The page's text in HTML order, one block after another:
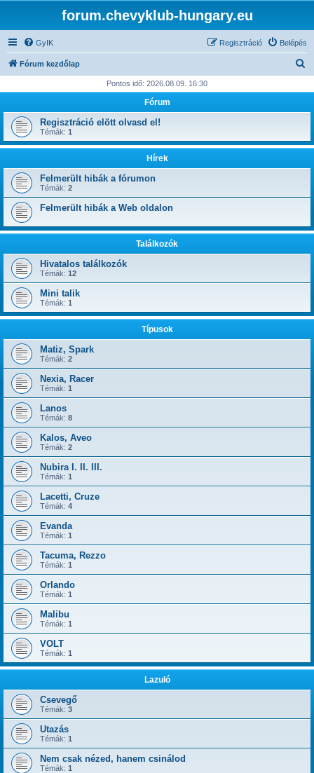
forum.chevyklub-hungary.eu
GyIK Belépés
Regisztráció
Fórum kezdőlap
e
é
Pontos idő: 2026.08.09. 16:30
Fórum
Regisztráció elött olvasd el!
Témák: 1
Hírek
Felmerült hibák a fórumon
Témák: 2
Felmerült hibák a Web oldalon
Találkozók
Hivatalos találkozók
Témák: 12
Mini talik
Témák: 1
Típusok
Matiz, Spark
Témák: 2
Nexia, Racer
Témák: 1
Lanos
Témák: 8
Kalos, Aveo
Témák: 2
Nubira I. II. III.
Témák: 1
Lacetti, Cruze
Témák: 4
Evanda
Témák: 1
Tacuma, Rezzo
Témák: 1
Orlando
Témák: 1
Malibu
Témák: 1
VOLT
Témák: 1
Lazuló
Csevegő
Témák: 3
Utazás
Témák: 1
Nem csak nézed, hanem csinálod
Témák: 1